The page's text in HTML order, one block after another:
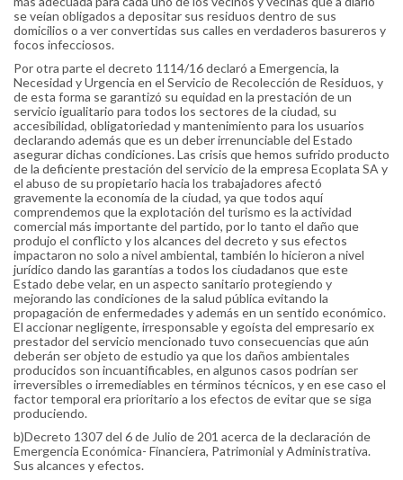
se veían obligados a depositar sus residuos dentro de sus
domicilios o a ver convertidas sus calles en verdaderos basureros y
focos infecciosos.
Por otra parte el decreto 1114/16 declaró a Emergencia, la
Necesidad y Urgencia en el Servicio de Recolección de Residuos, y
de esta forma se garantizó su equidad en la prestación de un
servicio igualitario para todos los sectores de la ciudad, su
accesibilidad, obligatoriedad y mantenimiento para los usuarios
declarando además que es un deber irrenunciable del Estado
asegurar dichas condiciones. Las crisis que hemos sufrido producto
de la deficiente prestación del servicio de la empresa Ecoplata SA y
el abuso de su propietario hacia los trabajadores afectó
gravemente la economía de la ciudad, ya que todos aquí
comprendemos que la explotación del turismo es la actividad
comercial más importante del partido, por lo tanto el daño que
produjo el conflicto y los alcances del decreto y sus efectos
impactaron no solo a nivel ambiental, también lo hicieron a nivel
jurídico dando las garantías a todos los ciudadanos que este
Estado debe velar, en un aspecto sanitario protegiendo y
mejorando las condiciones de la salud pública evitando la
propagación de enfermedades y además en un sentido económico.
El accionar negligente, irresponsable y egoísta del empresario ex
prestador del servicio mencionado tuvo consecuencias que aún
deberán ser objeto de estudio ya que los daños ambientales
producidos son incuantificables, en algunos casos podrían ser
irreversibles o irremediables en términos técnicos, y en ese caso el
factor temporal era prioritario a los efectos de evitar que se siga
produciendo.
b)Decreto 1307 del 6 de Julio de 201 acerca de la declaración de
Emergencia Económica- Financiera, Patrimonial y Administrativa.
Sus alcances y efectos.